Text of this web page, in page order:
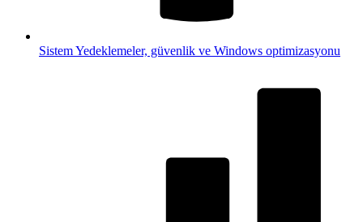
SistemYedeklemeler, güvenlik ve Windows optimizasyonu